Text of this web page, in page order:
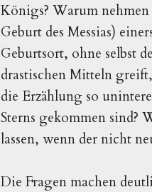
Königs? Warum
Geburt des Messias)
Geburtsort, ohne selbst
drastischen Mitteln
die Erzählung so
Sterns gekommen sind?
lassen, wenn der nicht
Die Fragen machen